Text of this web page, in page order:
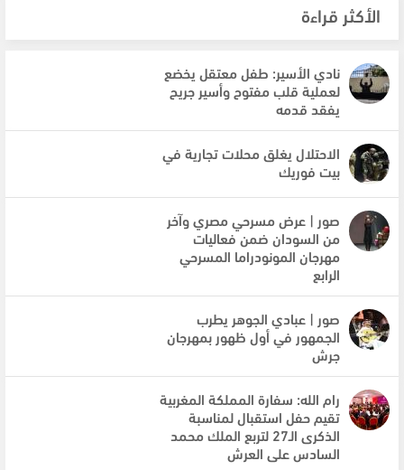
الأكثر قراءة
نادي الأسير: طفل معتقل يخضع
لعملية قلب مفتوح وأسير جريح
يفقد قدمه
الاحتلال يغلق محلات تجارية في
بيت فوريك
صور | عرض مسرحي مصري وآخر
من السودان ضمن فعاليات
مهرجان المونودراما المسرحي
الرابع
صور | عبادي الجوهر يطرب
الجمهور في أول ظهور بمهرجان
جرش
رام الله: سفارة المملكة المغربية
تقيم حفل استقبال لمناسبة
الذكرى الـ27 لتربع الملك محمد
السادس على العرش